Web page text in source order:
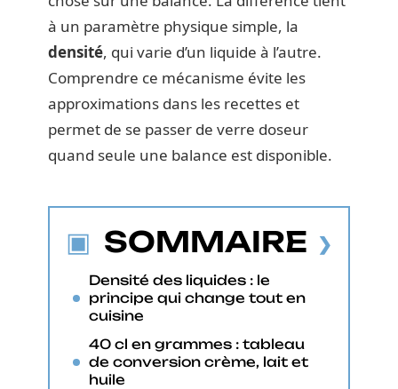
à un paramètre physique simple, la
densité, qui varie d’un liquide à l’autre.
Comprendre ce mécanisme évite les
approximations dans les recettes et
permet de se passer de verre doseur
quand seule une balance est disponible.
SOMMAIRE
Densité des liquides : le
principe qui change tout en
cuisine
40 cl en grammes : tableau
de conversion crème, lait et
huile